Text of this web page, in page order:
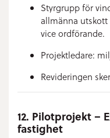
Styrgrupp för
allmänna
vice ordförande.
Projektledare:
Revideringen
12. Pilotprojekt –
fastighet